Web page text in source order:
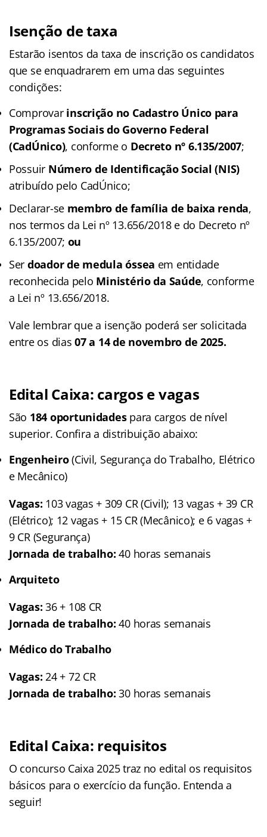
Isenção de taxa
Estarão isentos da taxa de inscrição os candidatos
que se enquadrarem em uma das seguintes
condições:
Comprovar inscrição no Cadastro Único para
Programas Sociais do Governo Federal
(CadÚnico), conforme o Decreto nº 6.135/2007;
Possuir Número de Identificação Social (NIS)
atribuído pelo CadÚnico;
Declarar-se membro de família de baixa renda,
nos termos da Lei nº 13.656/2018 e do Decreto nº
6.135/2007; ou
Ser doador de medula óssea em entidade
reconhecida pelo Ministério da Saúde, conforme
a Lei nº 13.656/2018.
Vale lembrar que a isenção poderá ser solicitada
entre os dias07 a 14 de novembro de 2025.
Edital Caixa: cargos e vagas
São 184 oportunidadespara cargos de nível
superior. Confira a distribuição abaixo:
Engenheiro(Civil, Segurança do Trabalho, Elétrico
e Mecânico)
Vagas: 103 vagas + 309 CR (Civil); 13 vagas + 39 CR
(Elétrico); 12 vagas + 15 CR (Mecânico); e 6 vagas +
9 CR (Segurança)
Jornada de trabalho: 40 horas semanais
Arquiteto
Vagas:36 + 108 CR
Jornada de trabalho:40 horas semanais
Médico do Trabalho
Vagas: 24 + 72 CR
Jornada de trabalho:30 horas semanais
Edital Caixa: requisitos
O concurso Caixa 2025 traz no edital os requisitos
básicos para o exercício da função. Entenda a
seguir!